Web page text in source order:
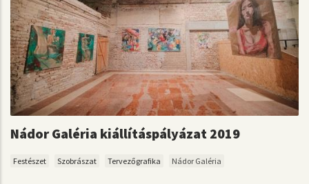
Nádor Galéria kiállításpályázat 2019
Festészet Szobrászat Tervezőgrafika Nádor Galéria